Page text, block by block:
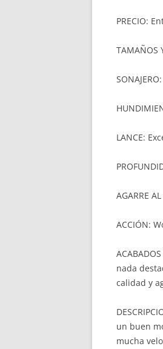
PRECIO:
TAMAÑOS
LANCE:
AGARRE
ACCIÓN:
nada
calidad y
un buen
mucha